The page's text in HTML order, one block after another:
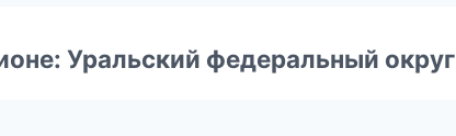
Уральский федеральный округ